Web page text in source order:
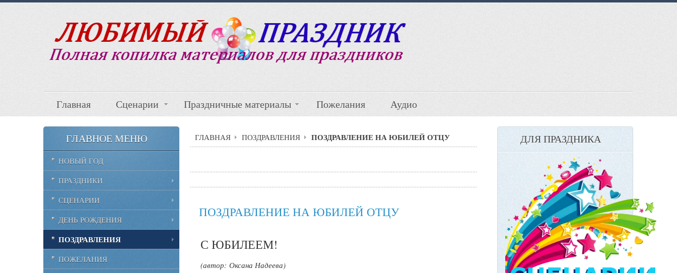
Главная Сценарии Праздничные материалы Пожелания Аудио
ГЛАВНАЯ ПОЗДРАВЛЕНИЯ ПОЗДРАВЛЕНИЕ НА ЮБИЛЕЙ ОТЦУ
ПОЗДРАВЛЕНИЕ НА ЮБИЛЕЙ ОТЦУ
С ЮБИЛЕЕМ!
(автор: Оксана Надеева)
ГЛАВНОЕ МЕНЮ
НОВЫЙ ГОД
ПРАЗДНИКИ
СЦЕНАРИИ
ДЕНЬ РОЖДЕНИЯ
ПОЗДРАВЛЕНИЯ
ПОЖЕЛАНИЯ
ДЛЯ ПРАЗДНИКА